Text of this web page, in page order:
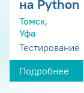
на Python
Томск,
Уфа
Тестирование
Подробнее